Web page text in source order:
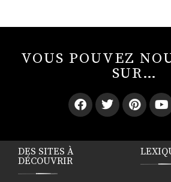
VOUS POUVEZ
SUR…
DES SITES À
DÉCOUVRIR